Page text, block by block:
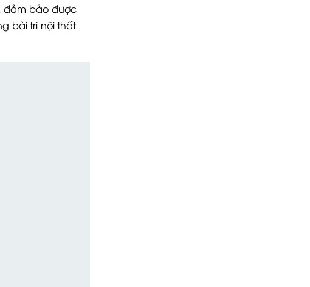
đảm bảo được
bài trí nội thất